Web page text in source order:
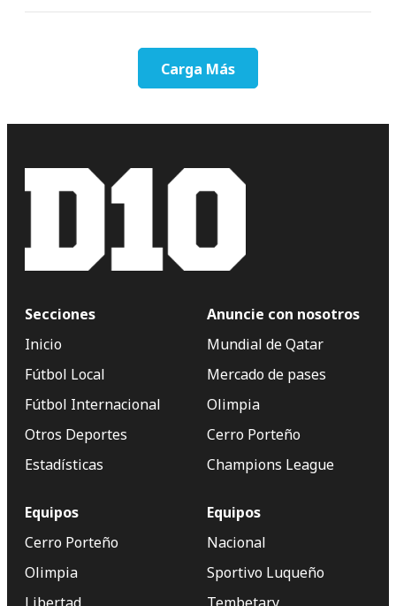
Carga Más
Secciones
Inicio
Fútbol Local
Fútbol Internacional
Otros Deportes
Estadísticas
Anuncie con nosotros
Mundial de Qatar
Mercado de pases
Olimpia
Cerro Porteño
Champions League
Equipos
Cerro Porteño
Olimpia
Equipos
Nacional
Sportivo Luqueño